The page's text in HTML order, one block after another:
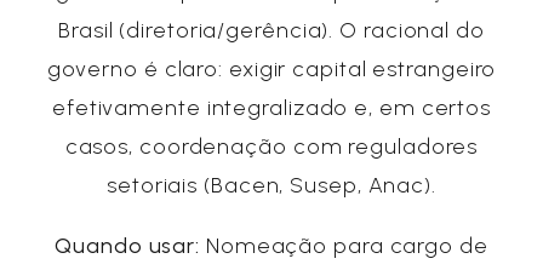
Brasil (diretoria/gerência). O racional do
governo é claro: exigir capital estrangeiro
efetivamente integralizado e, em certos
casos, coordenação com reguladores
setoriais (Bacen, Susep, Anac).
Quando usar: Nomeação para cargo de